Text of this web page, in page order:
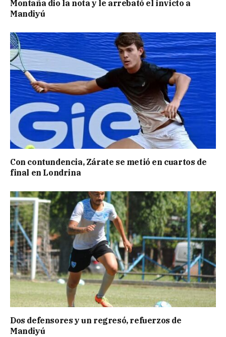
Montaña dio la nota y le arrebató el invicto a
Mandiyú
Con contundencia, Zárate se metió en cuartos de
final en Londrina
Dos defensores y un regresó, refuerzos de
Mandiyú